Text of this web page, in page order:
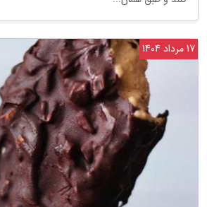
17 مرداد 1404